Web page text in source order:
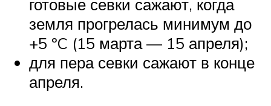
готовые севки сажают, когда
земля прогрелась минимум до
+5 ºC (15 марта — 15 апреля);
для пера севки сажают в конце
апреля.